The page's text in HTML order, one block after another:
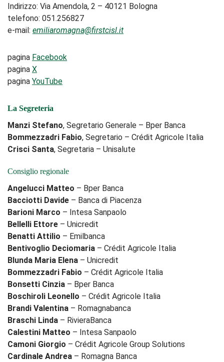
Indirizzo: Via Amendola, 2 – 40121 Bologna
telefono: 051.256827
e-mail: emiliaromagna@firstcisl.it
pagina Facebook
pagina X
pagina YouTube
La Segreteria
Manzi Stefano, Segretario Generale – Bper Banca
Bommezzadri Fabio, Segretario – Crédit Agricole Italia
Crisci Santa, Segretaria – Unisalute
Consiglio regionale
Angelucci Matteo – Bper Banca
Bacciotti Davide – Banca di Piacenza
Barioni Marco – Intesa Sanpaolo
Bellelli Ettore – Unicredit
Benatti Attilio – Emilbanca
Bentivoglio Deciomaria – Crédit Agricole Italia
Blunda Maria Elena – Unicredit
Bommezzadri Fabio – Crédit Agricole Italia
Bonsetti Cinzia – Bper Banca
Boschiroli Leonello – Crédit Agricole Italia
Brandi Valentina – Romagnabanca
Braschi Linda – RivieraBanca
Calestini Matteo – Intesa Sanpaolo
Camoni Giorgio – Crédit Agricole Group Solutions
Cardinale Andrea – Romagna Banca